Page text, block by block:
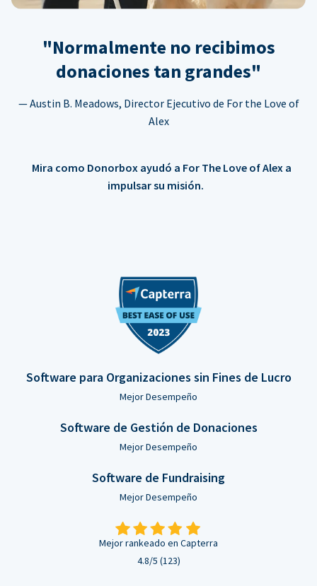
"Normalmente no recibimos
donaciones tan grandes"
— Austin B. Meadows, Director Ejecutivo de For the Love of
Alex
Mira como Donorbox ayudó a For The Love of Alex a
impulsar su misión.
Software para Organizaciones sin Fines de Lucro
Mejor Desempeño
Software de Gestión de Donaciones
Mejor Desempeño
Software de Fundraising
Mejor Desempeño
Mejor rankeado en Capterra
4.8/5 (123)